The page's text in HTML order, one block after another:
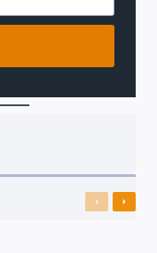
Previous
Next